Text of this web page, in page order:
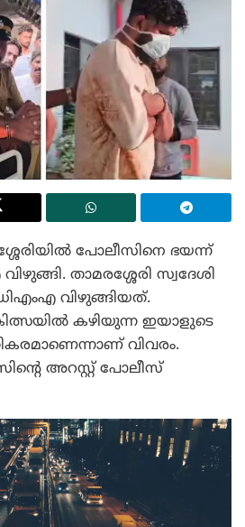
പോലീസിനെ ഭയന്ന്
താമരശ്ശേരി സ്വദേശി
വിഴുങ്ങിയത്.
കഴിയുന്ന ഇയാളുടെ
വിവരം.
അറസ്റ്റ് പോലീസ്